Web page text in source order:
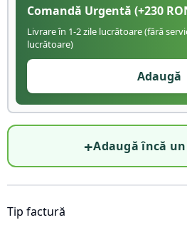
Comandă Urgentă (+230
Livrare în 1-2 zile lucrătoare (fără
lucrătoare)
Adaugă
+Adaugă încă
Tip factură